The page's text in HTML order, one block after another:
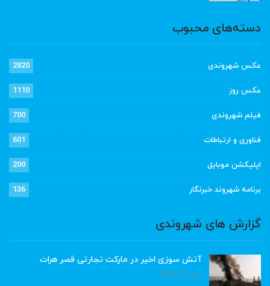
دسته‌های محبوب
عکس شهروندی 2820
عکس روز 1110
فیلم شهروندی 700
فناوری و ارتباطات 601
اپلیکشن موبایل 200
برنامه شهروند خبرنگار 136
گزارش های شهروندی
آتش سوزی اخیر در مارکت تجارتی قصر هرات
ژوئن 22, 2023